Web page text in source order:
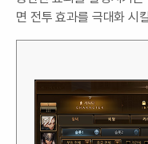
면 전투 효과를 극대화 시